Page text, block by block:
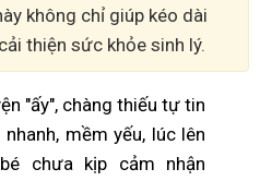
không chỉ giúp kéo dài
thiện sức khỏe sinh lý.
"ấy", chàng thiếu tự tin
mềm yếu, lúc lên
chưa kịp cảm nhận